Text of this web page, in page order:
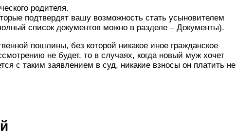
родителя.
подтвердят вашу возможность стать усыновителем
список документов можно в разделе – Документы).
пошлины, без которой никакое иное гражданское
не будет, то в случаях, когда новый муж хочет
с таким заявлением в суд, никакие взносы он платить не